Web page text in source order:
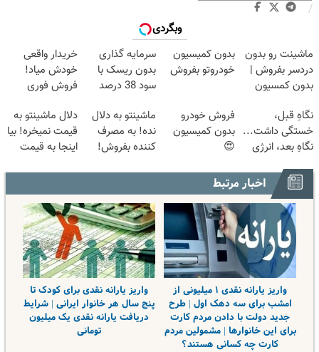
/
وبگردی
ماشینت رو بدون
دردسر بفروش |
بدون کمسیون
بدون کمیسیون
خودروتو بفروش
سرمایه گذاری
بدون ریسک با
سود 38 درصد
خریدار واقعی
خودش میاد!
فروش فوری
مکانیک
نگاهِ قبل،
خستگی داشت...
نگاهِ بعد، انرژی
25% تخفیف
فروش خودرو
بدون کمیسیون
😍
ماشینتو به دلال
نده! به مصرف
کننده بفروش!
دلال ماشینتو به
قیمت نمیخره! بیا
اینجا به قیمت
اخبار مرتبط
واریز یارانه نقدی ۱ میلیونی‌ از
امشب برای سه دهک اول | طرح
جدید دولت با دادن مردم کارت
برای این خانوارها | مشمولین مردم
کارت چه کسانی هستند؟
واریز یارانه نقدی برای کودک تا
پنج سال هر خانوار ایرانی | شرایط
دریافت یارانه نقدی یک میلیون
تومانی